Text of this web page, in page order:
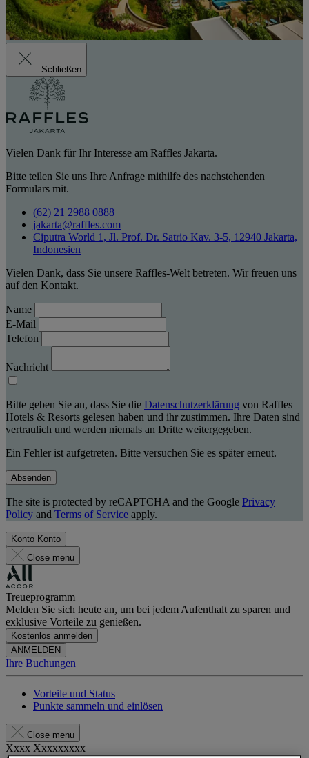
Schließen
Vielen Dank für Ihr Interesse am Raffles Jakarta.
Bitte teilen Sie uns Ihre Anfrage mithilfe des nachstehenden
Formulars mit.
(62) 21 2988 0888
jakarta@raffles.com
Ciputra World 1, Jl. Prof. Dr. Satrio Kav. 3-5, 12940 Jakarta,
Indonesien
Vielen Dank, dass Sie unsere Raffles-Welt betreten. Wir freuen uns
auf den Kontakt.
Name
E-Mail
Telefon
Nachricht
Bitte geben Sie an, dass Sie die Datenschutzerklärung von Raffles
Hotels & Resorts gelesen haben und ihr zustimmen. Ihre Daten sind
vertraulich und werden niemals an Dritte weitergegeben.
Ein Fehler ist aufgetreten. Bitte versuchen Sie es später erneut.
Absenden
The site is protected by reCAPTCHA and the Google Privacy
Policy and Terms of Service apply.
Konto Konto
Close menu
Treueprogramm
Melden Sie sich heute an, um bei jedem Aufenthalt zu sparen und
exklusive Vorteile zu genießen.
Kostenlos anmelden
ANMELDEN
Ihre Buchungen
Vorteile und Status
Punkte sammeln und einlösen
Close menu
Xxxx Xxxxxxxxx